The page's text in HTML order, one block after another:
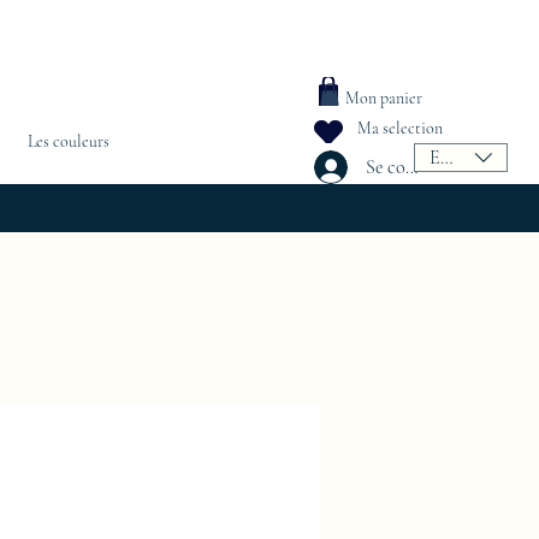
Les couleurs
Mon panier
Ma selection
Se connecterEUR (€)